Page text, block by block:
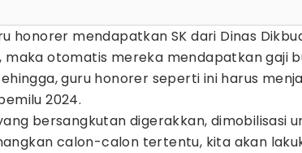
honorer mendapatkan SK dari Dinas
maka otomatis mereka mendapatkan gaji
guru honorer seperti ini harus
2024.
bersangkutan digerakkan, dimobilisasi
calon-calon tertentu, kita akan